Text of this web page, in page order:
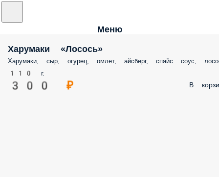
Меню
Харумаки «Лосось»
Харумаки, сыр, огурец, омлет, айсберг, спайс соус,
110 г.
300 ₽ В